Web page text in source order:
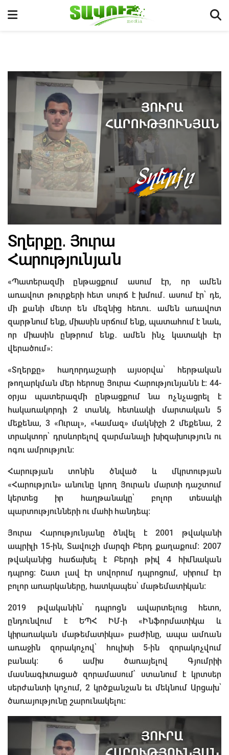
Տղերքը․ Յուրա
Հարությունյան
«Պատերազմի ընթացքում ասում էր, որ ամեն
առավոտ թուրքերի հետ սուրճ է խմում․ ասում էր՝ դե,
մի քանի մետր են մեզնից հեռու․ ամեն առավոտ
զարթնում ենք, միասին սրճում ենք, պատահում է նաև,
որ միասին ընթրում ենք․ ամեն ինչ կատակի էր
վերածում»։
«Տղերքը» հաղորդաշարի այսօրվա՝ հերթական
թողարկման մեր հերոսը Յուրա Հարությունյանն է։ 44-
օրյա պատերազմի ընթացքում նա ոչնչացրել է
հակառակորդի 2 տանկ, հետևակի մարտական 5
մեքենա, 3 «Ուրալ», «Կամազ» մակնիշի 2 մեքենա, 2
տրակտոր՝ դրսևորելով զարմանալի խիզախություն ու
ոգու ամրություն։
Հարության տոնին ծնված և մկրտության
«Հարություն» անունը կրող Յուրան մարտի դաշտում
կերտեց իր հաղթանակը՝ բոլոր տեսակի
պարտությունների ու մահի հանդեպ։
Յուրա Հարությունյանը ծնվել է 2001 թվականի
ապրիլի 15-ին, Տավուշի մարզի Բերդ քաղաքում։ 2007
թվականից հաճախել է Բերդի թիվ 4 հիմնական
դպրոց։ Շատ լավ էր սովորում դպրոցում, սիրում էր
բոլոր առարկաները, հատկապես՝ մաթեմատիկան։
2019 թվականին՝ դպրոցն ավարտելուց հետո,
ընդունվում է ԵՊՀ ԻՄ-ի «Ինֆորմատիկա և
կիրառական մաթեմատիկա» բաժինը, ապա ամռան
առաջին զորակոչով՝ հուլիսի 5-ին զորակոչվում
բանակ։ 6 ամիս ծառայելով Գյումրիի
մասնագիտացած զորամասում՝ ստանում է կրտսեր
սերժանտի կոչում, 2 կրծքանշան եւ մեկնում Արցախ՝
ծառայությունը շարունակելու: